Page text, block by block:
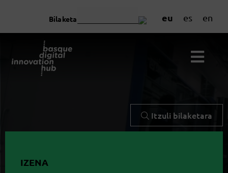
eu es en
Bilaketa
Itzuli bilaketara
IZENA